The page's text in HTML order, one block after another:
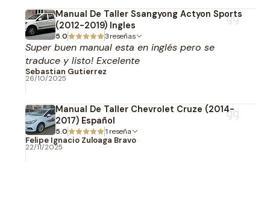
Manual De Taller Ssangyong Actyon Sports
(2012-2019) Ingles
5.0 3 reseñas
Super buen manual esta en inglés pero se
traduce y listo! Excelente
Sebastian Gutierrez
26/10/2025
Manual De Taller Chevrolet Cruze (2014-
2017) Español
5.0 1 reseña
Felipe Ignacio Zuloaga Bravo
22/11/2025